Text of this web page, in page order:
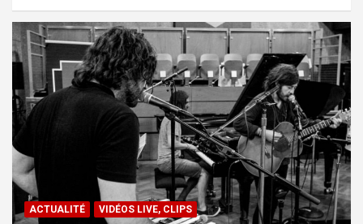
ACTUALITÉ VIDÉOS LIVE, CLIPS